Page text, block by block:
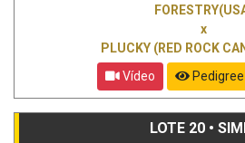
x
PLUCKY (RED ROCK
Vídeo
LOTE 20 •